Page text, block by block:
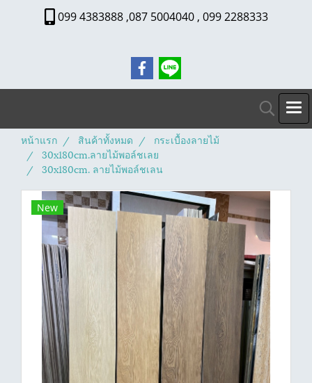
099 4383888 ,087 5004040 , 099 2288333
หน้าแรก สินค้าทั้งหมด
กระเบื้องลายไม้
30x180cm.ลายไม้พอล์ชเลย
30x180cm. ลายไม้พอล์ชเลน
New